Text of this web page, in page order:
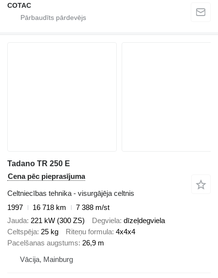
COTAC
Tadano TR 250 E
Cena pēc pieprasījuma
Celtniecības tehnika - visurgājēja celtnis
1997
16 718 km
7 388 m/st
Jauda 221 kW (300 ZS) Degviela dīzeļdegviela
Celtspēja 25 kg Riteņu formula 4x4x4
Pacelšanas augstums 26,9 m
Vācija, Mainburg